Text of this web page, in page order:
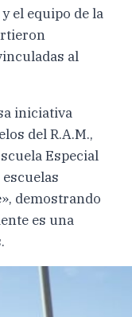
el equipo de la
al
iniciativa
del R.A.M.,
Especial
escuelas
demostrando
es una